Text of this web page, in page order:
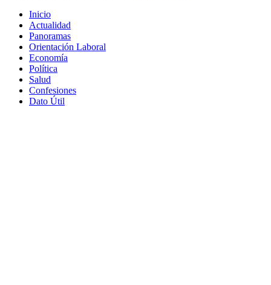
Inicio
Actualidad
Panoramas
Orientación Laboral
Economía
Política
Salud
Confesiones
Dato Útil